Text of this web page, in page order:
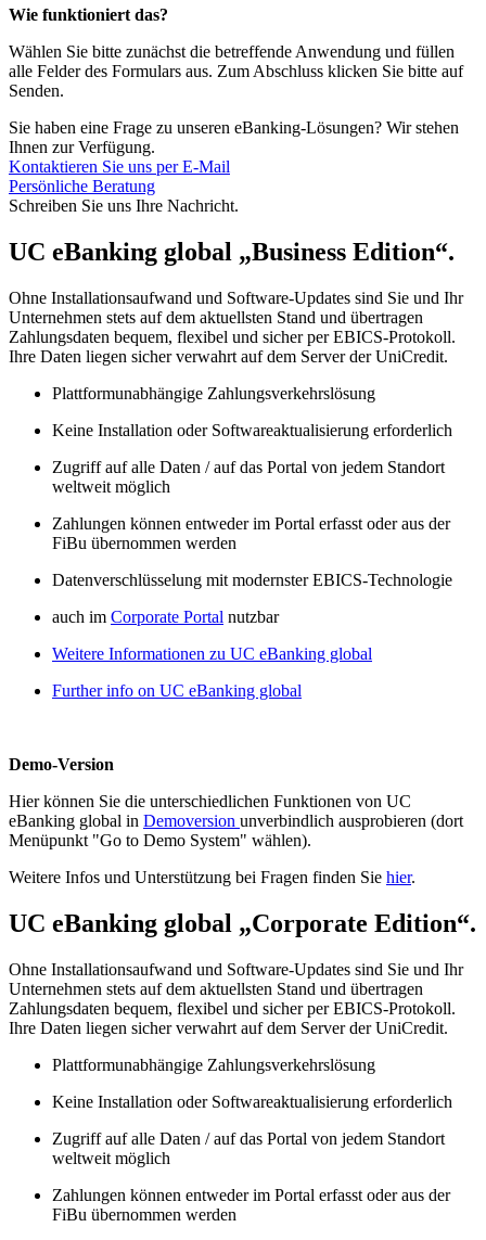
Wie funktioniert das?
Wählen Sie bitte zunächst die betreffende Anwendung und füllen
alle Felder des Formulars aus. Zum Abschluss klicken Sie bitte auf
Senden.
Sie haben eine Frage zu unseren eBanking-Lösungen? Wir stehen
Ihnen zur Verfügung.
Kontaktieren Sie uns per E-Mail
Persönliche Beratung
Schreiben Sie uns Ihre Nachricht.
UC eBanking global „Business Edition“.
Ohne Installationsaufwand und Software-Updates sind Sie und Ihr
Unternehmen stets auf dem aktuellsten Stand und übertragen
Zahlungsdaten bequem, flexibel und sicher per EBICS-Protokoll.
Ihre Daten liegen sicher verwahrt auf dem Server der UniCredit.
Plattformunabhängige Zahlungsverkehrslösung
Keine Installation oder Softwareaktualisierung erforderlich
Zugriff auf alle Daten / auf das Portal von jedem Standort
weltweit möglich
Zahlungen können entweder im Portal erfasst oder aus der
FiBu übernommen werden
Datenverschlüsselung mit modernster EBICS-Technologie
auch im Corporate Portal nutzbar
Weitere Informationen zu UC eBanking global
Further info on UC eBanking global
Demo-Version
Hier können Sie die unterschiedlichen Funktionen von UC
eBanking global in Demoversion unverbindlich ausprobieren (dort
Menüpunkt "Go to Demo System" wählen).
Weitere Infos und Unterstützung bei Fragen finden Sie hier.
UC eBanking global „Corporate Edition“.
Ohne Installationsaufwand und Software-Updates sind Sie und Ihr
Unternehmen stets auf dem aktuellsten Stand und übertragen
Zahlungsdaten bequem, flexibel und sicher per EBICS-Protokoll.
Ihre Daten liegen sicher verwahrt auf dem Server der UniCredit.
Plattformunabhängige Zahlungsverkehrslösung
Keine Installation oder Softwareaktualisierung erforderlich
Zugriff auf alle Daten / auf das Portal von jedem Standort
weltweit möglich
Zahlungen können entweder im Portal erfasst oder aus der
FiBu übernommen werden